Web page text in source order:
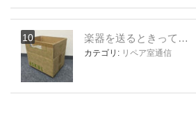
楽器を送るときって…
カテゴリ: リペア室通信